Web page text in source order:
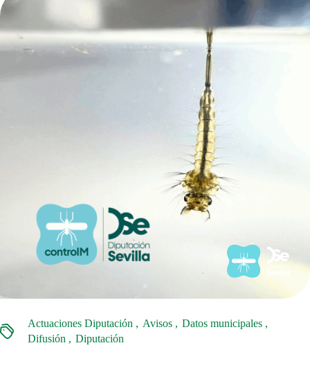
Actuaciones Diputación Avisos
Datos municipales
Difusión
Diputación